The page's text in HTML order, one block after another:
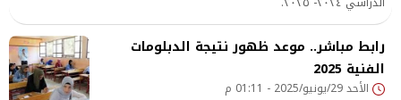
رابط مباشر.. موعد ظهور نتيجة الدبلومات
الفنية 2025
الأحد 29/يونيو/2025 - 01:11 م